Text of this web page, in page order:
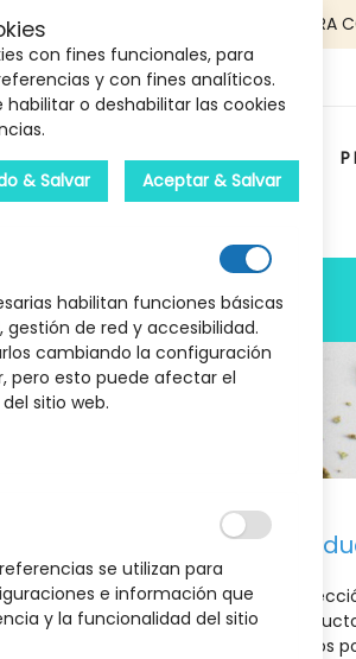
5€ DE DESCUENTO EN TU
La
daños
por
con fines funcionales, para
y con fines analíticos.
habilitar o deshabilitar las cookies
& Salvar Aceptar & Salvar
habilitan funciones básicas
de red y accesibilidad.
cambiando la configuración
pero esto puede afectar el
sitio web.
se utilizan para
e información que
y la funcionalidad del sitio